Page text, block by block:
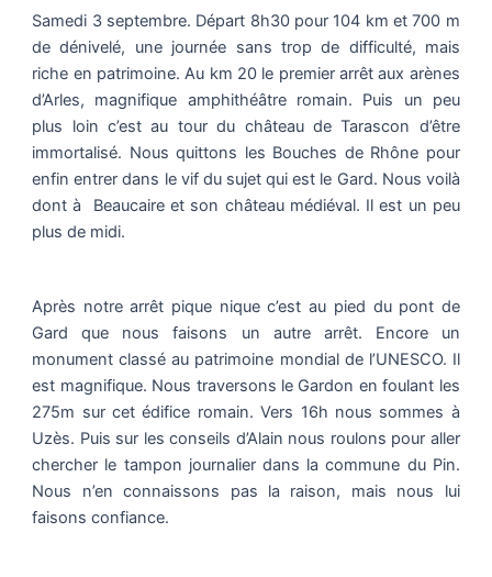
Samedi 3 septembre. Départ 8h30 pour 104 km et 700 m
de dénivelé, une journée sans trop de difficulté, mais
riche en patrimoine. Au km 20 le premier arrêt aux arènes
d’Arles, magnifique amphithéâtre romain. Puis un peu
plus loin c’est au tour du château de Tarascon d’être
immortalisé. Nous quittons les Bouches de Rhône pour
enfin entrer dans le vif du sujet qui est le Gard. Nous voilà
dont à Beaucaire et son château médiéval. Il est un peu
plus de midi.
Après notre arrêt pique nique c’est au pied du pont de
Gard que nous faisons un autre arrêt. Encore un
monument classé au patrimoine mondial de l’UNESCO. Il
est magnifique. Nous traversons le Gardon en foulant les
275m sur cet édifice romain. Vers 16h nous sommes à
Uzès. Puis sur les conseils d’Alain nous roulons pour aller
chercher le tampon journalier dans la commune du Pin.
Nous n’en connaissons pas la raison, mais nous lui
faisons confiance.